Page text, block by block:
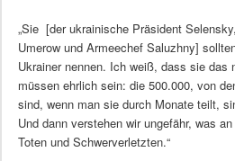
„Sie [der ukrainische Präsident
Umerow und Armeechef Saluzhny]
Ukrainer nennen. Ich weiß, dass sie
müssen ehrlich sein: die 500.000, von
sind, wenn man sie durch Monate teilt,
Und dann verstehen wir ungefähr, was
Toten und Schwerverletzten.“